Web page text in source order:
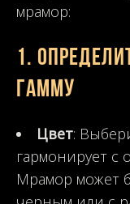
мрамор:
1.
гамму
Цвет:
гармонирует с
Мрамор может